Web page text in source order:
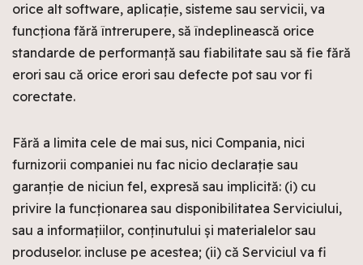
orice alt software, aplicație, sisteme sau servicii, va
funcționa fără întrerupere, să îndeplinească orice
standarde de performanță sau fiabilitate sau să fie fără
erori sau că orice erori sau defecte pot sau vor fi
corectate.
Fără a limita cele de mai sus, nici Compania, nici
furnizorii companiei nu fac nicio declarație sau
garanție de niciun fel, expresă sau implicită: (i) cu
privire la funcționarea sau disponibilitatea Serviciului,
sau a informațiilor, conținutului și materialelor sau
produselor. incluse pe acestea; (ii) că Serviciul va fi